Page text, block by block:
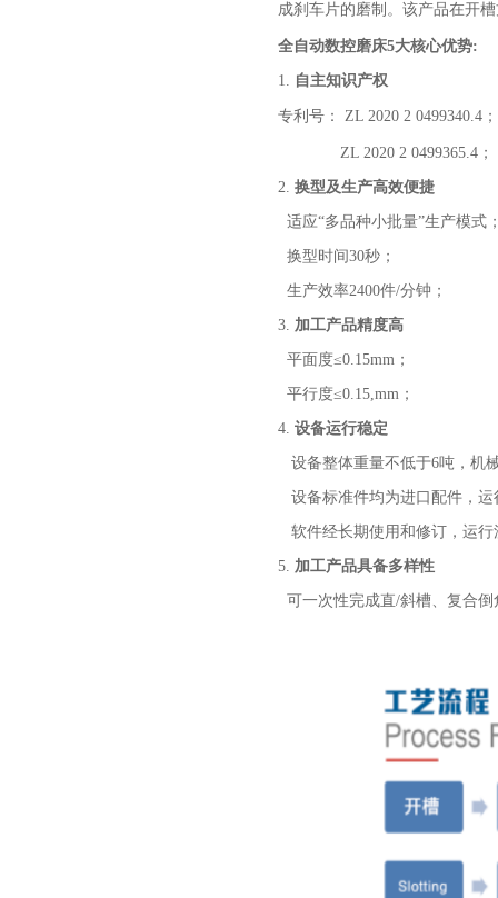
成刹车片的磨制。该产品在开
全自动数控磨床5大核心优势:
1. 自主知识产权
专利号 ： ZL 2020 2 0499340.4 ；
ZL 2020 2 0499365.4 ；
2. 换型及生产高效便捷
适应“多品种小批量”生产模式
换型时间30秒 ；
生产效率2400件/分钟；
3. 加工产品精度高
平面度≤0.15mm；
平行度≤0.15,mm ；
4. 设备运行稳定
设备整体重量不低于6吨，机
设备标准件均为进口配件 ， 运
软件经长期使用和修订 ， 运行
5. 加工产品具备多样性
可一次性完成直/斜槽、复合